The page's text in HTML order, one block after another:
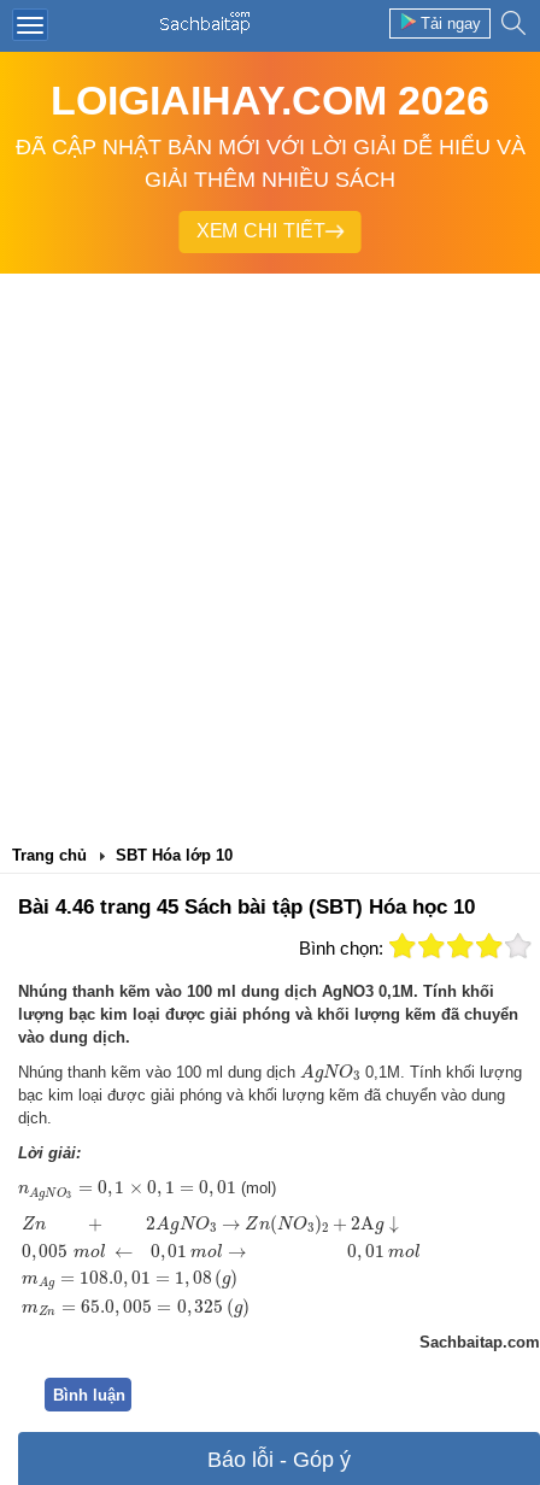
Tải ngay
LOIGIAIHAY.COM 2026
ĐÃ CẬP NHẬT BẢN MỚI VỚI LỜI GIẢI DỄ HIỂU VÀ
GIẢI THÊM NHIỀU SÁCH
XEM CHI TIẾT
Trang chủ SBT Hóa lớp 10
Bài 4.46 trang 45 Sách bài tập (SBT) Hóa học 10
Bình chọn:
Nhúng thanh kẽm vào 100 ml dung dịch AgNO3 0,1M. Tính khối
lượng bạc kim loại được giải phóng và khối lượng kẽm đã chuyển
vào dung dịch.
Nhúng thanh kẽm vào 100 ml dung dịch AgNO3
A NO3
0,1M. Tính khối lượng
bạc kim loại được giải phóng và khối lượng kẽm đã chuyển vào dung
dịch.
Lời giải:
n AgNO3 = 0,1 × 0, 1 = 0,01
0 1 × 0 1 =0 01 (mol)
Zn + 2A gNO3 → Zn( NO3)2 + 2Ag ↓
0,005 mol ← 0,01 mol → 0,01 mol
mAg = 108.0,01 = 1,08 (g)
mZn = 65.0,005 = 0,325 (g)
Zn n N O3)2 g 0 ,005 m ←0, m
Sachbaitap.com
Bình luận
Báo lỗi - Góp ý